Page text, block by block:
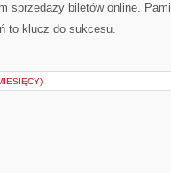
sprzedaży biletów online.
to klucz do sukcesu.